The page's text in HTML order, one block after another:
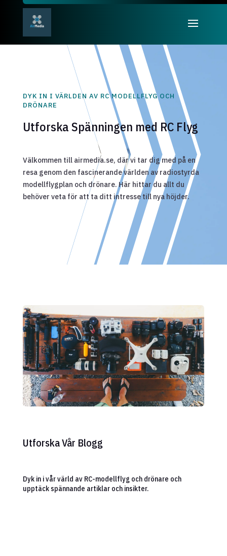
DYK IN I VÄRLDEN AV RC MODELLFLYG OCH
DRÖNARE
Utforska Spänningen med RC Flyg
Välkommen till airmedia.se, där vi tar dig med på en
resa genom den fascinerande världen av radiostyrda
modellflygplan och drönare. Här hittar du allt du
behöver veta för att ta ditt intresse till nya höjder.
Utforska Vår Blogg
Dyk in i vår värld av RC-modellflyg och drönare och
upptäck spännande artiklar och insikter.